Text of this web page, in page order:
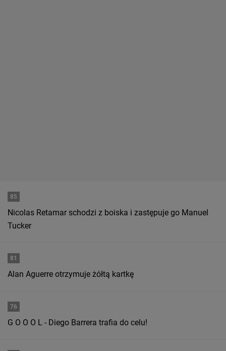
85
Nicolas Retamar schodzi z boiska i zastępuje go Manuel
Tucker
81
Alan Aguerre otrzymuje żółtą kartkę
76
G O O O L - Diego Barrera trafia do celu!